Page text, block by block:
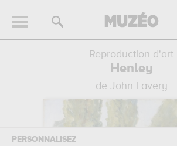
Reproduction d'art
Henley
de John Lavery
PERSONNALISEZ